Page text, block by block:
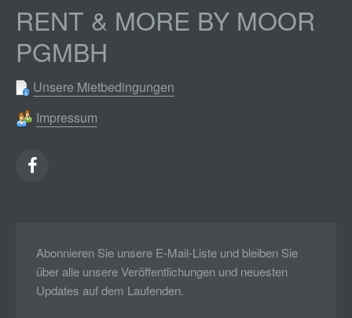
RENT & MORE BY MOOR
PGMBH
Unsere Mietbedingungen
Impressum
Abonnieren Sie unsere E-Mail-Liste und bleiben Sie
über alle unsere Veröffentlichungen und neuesten
Updates auf dem Laufenden.